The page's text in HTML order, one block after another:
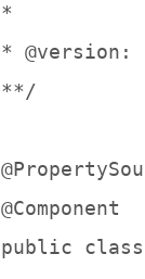
*
* @version:
**/
@Component
public class